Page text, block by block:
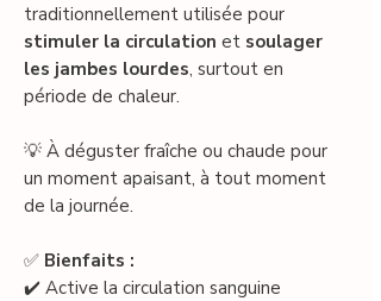
traditionnellement utilisée pour
stimuler la circulation et soulager
les jambes lourdes, surtout en
période de chaleur.
💡 À déguster fraîche ou chaude pour
un moment apaisant, à tout moment
de la journée.
✅ Bienfaits :
✔️ Active la circulation sanguine